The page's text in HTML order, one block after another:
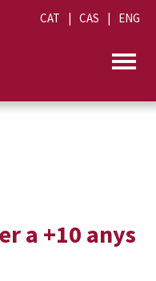
CAT CAS ENG
a +10 anys